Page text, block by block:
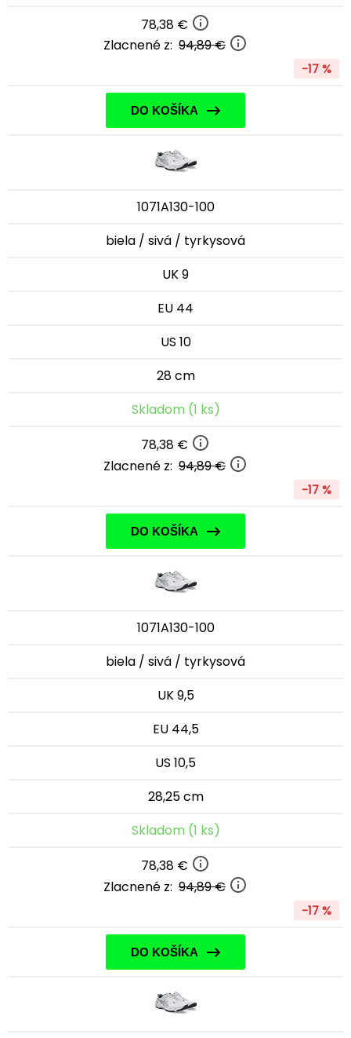
78,38 €
Zlacnené z: 94,89 €
-17 %
DO KOŠÍKA
1071A130-100
biela / sivá / tyrkysová
UK 9
EU 44
US 10
28 cm
Skladom (1 ks)
78,38 €
Zlacnené z: 94,89 €
-17 %
DO KOŠÍKA
1071A130-100
biela / sivá / tyrkysová
UK 9,5
EU 44,5
US 10,5
28,25 cm
Skladom (1 ks)
78,38 €
Zlacnené z: 94,89 €
-17 %
DO KOŠÍKA